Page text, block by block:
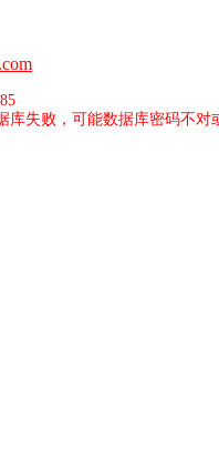
库失败，可能数据库密码不对